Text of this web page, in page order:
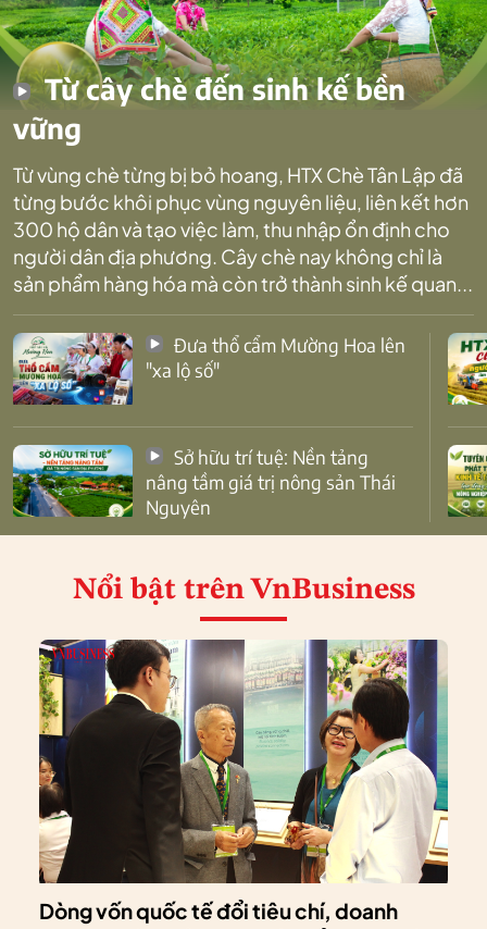
Từ cây chè đến sinh kế bền
vững
Từ vùng chè từng bị bỏ hoang, HTX Chè Tân Lập đã
từng bước khôi phục vùng nguyên liệu, liên kết hơn
300 hộ dân và tạo việc làm, thu nhập ổn định cho
người dân địa phương. Cây chè nay không chỉ là
sản phẩm hàng hóa mà còn trở thành sinh kế quan...
"xa lộ số"
nâng tầm giá trị nông sản Thái
Nguyên
Nổi bật trên VnBusiness
Dòng vốn quốc tế đổi tiêu chí, doanh